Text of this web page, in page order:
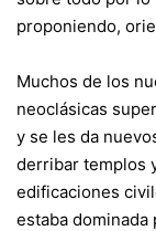
proponiendo,
Muchos de los
neoclásicas
y se les da
derribar templos
edificaciones
estaba dominada